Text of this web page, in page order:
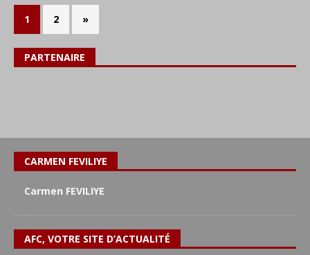
1 2 »
PARTENAIRE
CARMEN FEVILIYE
Carmen FEVILIYE
AFC, VOTRE SITE D’ACTUALITÉ